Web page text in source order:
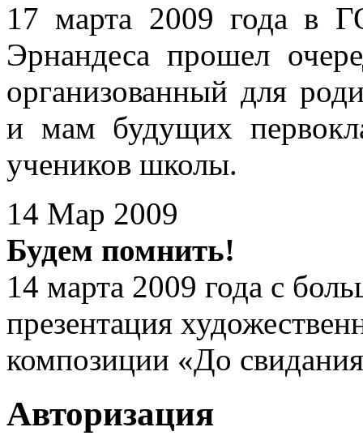
17 марта 2009 года
Эрнандеса прошел
организованный для
и мам будущих
учеников школы.
14 Мар 2009
Будем помнить!
14 марта 2009 года с
презентация
композиции «До
Авторизация